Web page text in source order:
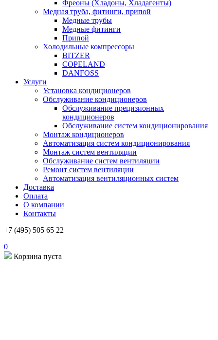
Фреоны (Хладоны, Хладагенты)
Медная труба, фитинги, припой
Медные трубы
Медные фитинги
Припой
Холодильные компрессоры
BITZER
COPELAND
DANFOSS
Услуги
Установка кондиционеров
Обслуживание кондиционеров
Обслуживание прецизионных
кондиционеров
Обслуживание систем кондиционирования
Монтаж кондиционеров
Автоматизация систем кондиционирования
Монтаж систем вентиляции
Обслуживание систем вентиляции
Ремонт систем вентиляции
Автоматизация вентиляционных систем
Доставка
Оплата
О компании
Контакты
+7 (495) 505 65 22
0
Корзина пуста